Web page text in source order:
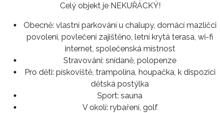
Celý objekt je NEKUŘÁCKÝ!
Obecně: vlastní parkování u chalupy, domácí mazlíčci
povoleni, povlečení zajištěno, letní krytá terasa, wi-fi
internet, společenská místnost
Stravování: snídaně, polopenze
Pro děti: pískoviště, trampolína, houpačka, k dispozici
dětská postýlka
Sport: sauna
V okolí: rybaření, golf